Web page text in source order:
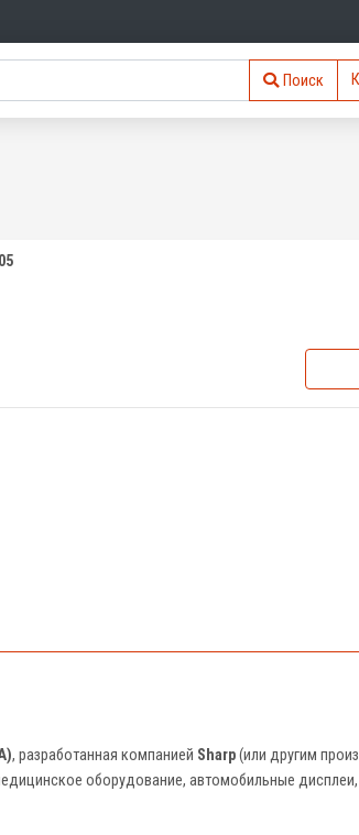
Поиск
, разработанная компанией Sharp(или другим
оборудование, автомобильные